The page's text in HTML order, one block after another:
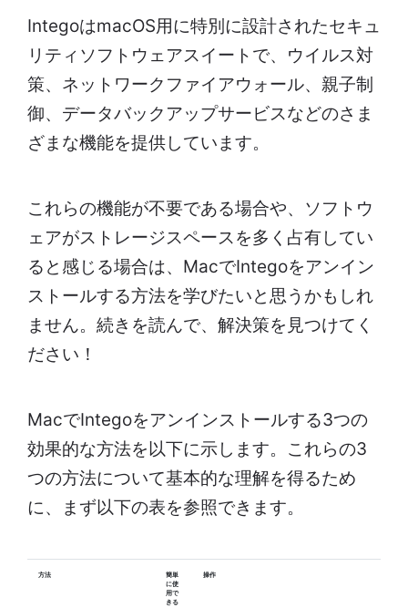
IntegoはmacOS用に特別に設計されたセキュ
リティソフトウェアスイートで、ウイルス対
策、ネットワークファイアウォール、親子制
御、データバックアップサービスなどのさま
ざまな機能を提供しています。
これらの機能が不要である場合や、ソフトウ
ェアがストレージスペースを多く占有してい
ると感じる場合は、MacでIntegoをアンイン
ストールする方法を学びたいと思うかもしれ
ません。続きを読んで、解決策を見つけてく
ださい！
MacでIntegoをアンインストールする3つの
効果的な方法を以下に示します。これらの3
つの方法について基本的な理解を得るため
に、まず以下の表を参照できます。
方法
簡単
に使
用で
きる
操作